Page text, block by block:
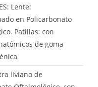
Lente:
en Policarbonato
Patillas: con
de goma
liviano de